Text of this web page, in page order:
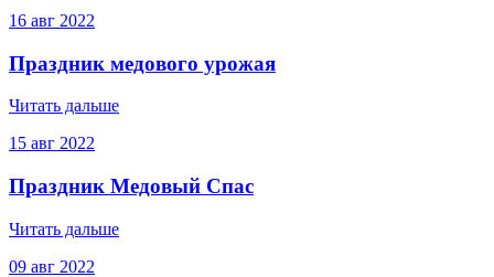
16 авг 2022
Праздник медового урожая
Читать дальше
15 авг 2022
Праздник Медовый Спас
Читать дальше
09 авг 2022